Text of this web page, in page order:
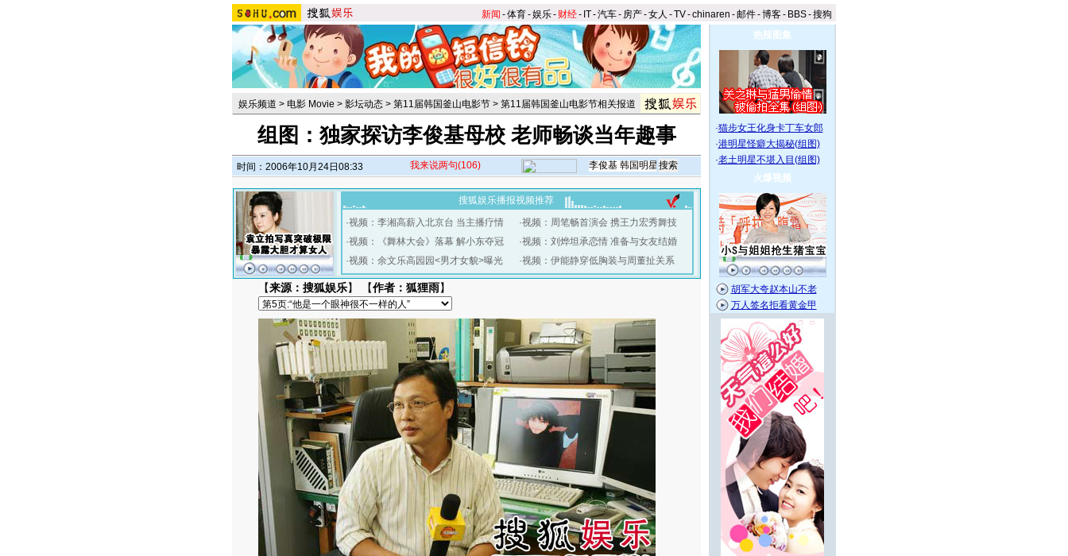
新闻 -体育-娱乐- 财经- IT-汽车- 房产-女人 -TV-chinaren -邮件-博客- BBS-搜狗
娱乐频道 > 电影 Movie > 影坛动态 > 第11届韩国釜山电影节 > 第11届韩国釜山电影节相关报道
组图：独家探访李俊基母校 老师畅谈当年趣事
时间：2006年10月24日08:33 我来说两句(106)
搜狐娱乐播报视频推荐
·视频：李湘高薪入北京台 当主播疗情
·视频：《舞林大会》落幕 解小东夺冠
·视频：余文乐高园园<男才女貌>曝光
·视频：周笔畅首演会 携王力宏秀舞技
·视频：刘烨坦承恋情 准备与女友结婚
·视频：伊能静穿低胸装与周董扯关系
【来源：搜狐娱乐】 【作者：狐狸雨】
热辣图集
·猫步女王化身卡丁车女郎
·港明星怪癖大揭秘(组图)
·老土明星不堪入目(组图)
火爆视频
胡军大夸赵本山不老
万人签名拒看黄金甲